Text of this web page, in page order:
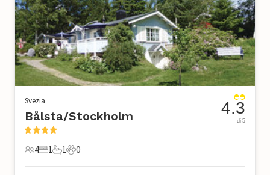
Svezia
Bålsta/Stockholm
4 Ospiti
4
1 Camera da letto
1
1 Bagno
1
0 Animali domestici
0
4.3
di 5